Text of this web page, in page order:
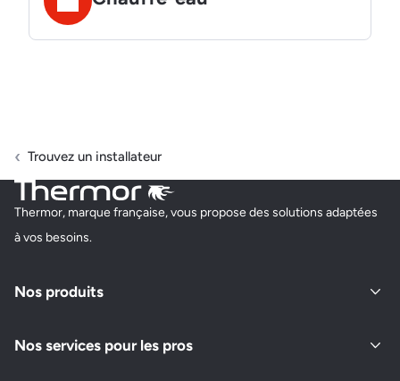
Trouvez un installateur
Thermor, marque française, vous propose des solutions adaptées
à vos besoins.
Nos produits
Nos services pour les pros